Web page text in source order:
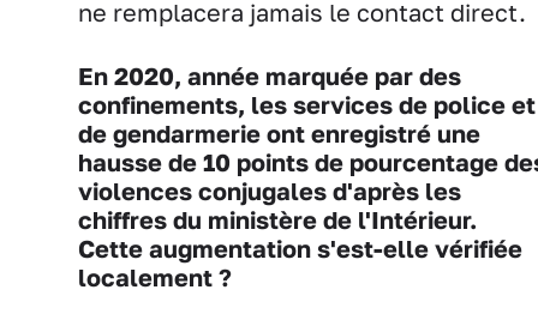
ne remplacera jamais le contact direct.
En 2020, année marquée par des
confinements, les services de police et
de gendarmerie ont enregistré une
hausse de 10 points de pourcentage
violences conjugales d'après les
chiffres du ministère de l'Intérieur.
Cette augmentation s'est-elle vérifiée
localement ?